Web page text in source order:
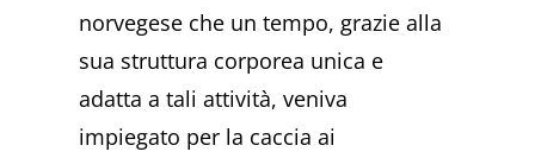
norvegese che un tempo, grazie alla
sua struttura corporea unica e
adatta a tali attività, veniva
impiegato per la caccia ai